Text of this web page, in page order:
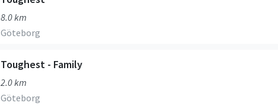
8.0 km
Göteborg
Toughest - Family
2.0 km
Göteborg